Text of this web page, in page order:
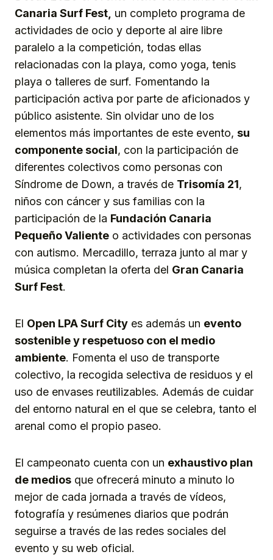
Canaria Surf Fest, un completo programa de
actividades de ocio y deporte al aire libre
paralelo a la competición, todas ellas
relacionadas con la playa, como yoga, tenis
playa o talleres de surf. Fomentando la
participación activa por parte de aficionados y
público asistente. Sin olvidar uno de los
elementos más importantes de este evento, su
componente social, con la participación de
diferentes colectivos como personas con
Síndrome de Down, a través de Trisomía 21,
niños con cáncer y sus familias con la
participación de la Fundación Canaria
Pequeño Valiente o actividades con personas
con autismo. Mercadillo, terraza junto al mar y
música completan la oferta del Gran Canaria
Surf Fest.
El Open LPA Surf City es además un evento
sostenible y respetuoso con el medio
ambiente. Fomenta el uso de transporte
colectivo, la recogida selectiva de residuos y el
uso de envases reutilizables. Además de cuidar
del entorno natural en el que se celebra, tanto el
arenal como el propio paseo.
El campeonato cuenta con un exhaustivo plan
de medios que ofrecerá minuto a minuto lo
mejor de cada jornada a través de vídeos,
fotografía y resúmenes diarios que podrán
seguirse a través de las redes sociales del
evento y su web oficial.